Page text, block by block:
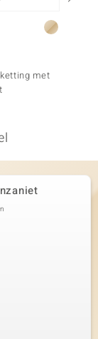
met